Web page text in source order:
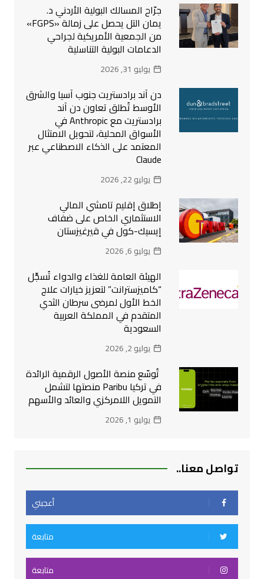
جرّاح المسالك البولية الأردني د.
يمان التل يحصل على زمالة «FGPS»
من الجمعية الأمريكية لجراحي
الدعامات البولية التناسلية
يوليو 31, 2026
دن آند برادستريت جنوب آسيا والشرق
الأوسط تُطلق تعاون دن آند
برادستريت مع Anthropic في
الأسواق المحلية، لتحويل الامتثال
المعتمد على الذكاء الاصطناعي عبر
Claude
يوليو 22, 2026
إطلاق إقليم تامشي المالي
الاستثماري الخاص على ضفاف
إيسيك-كول في قيرغيزستان
يوليو 6, 2026
الهيئة العامة للغذاء والدواء تُسجِّل
“كاميزسترانت” لتعزيز خيارات علاج
الخط الأول لمرضى سرطان الثدي
المتقدم في المملكة العربية
السعودية
يوليو 2, 2026
تُوسّع منصة الأصول الرقمية الرائدة
في تركيا Paribu منصتها لتشمل
التمويل اللامركزي والعائد والأسهم
يوليو 1, 2026
تواصل معنا..
أعجبني
متابعة
متابعة